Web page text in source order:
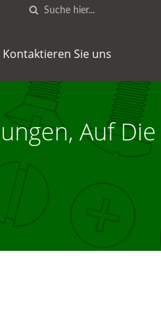
Kontaktieren Sie uns